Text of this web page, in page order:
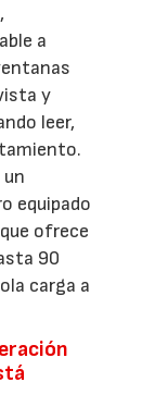
a
y
leer,
equipado
ofrece
90
carga a